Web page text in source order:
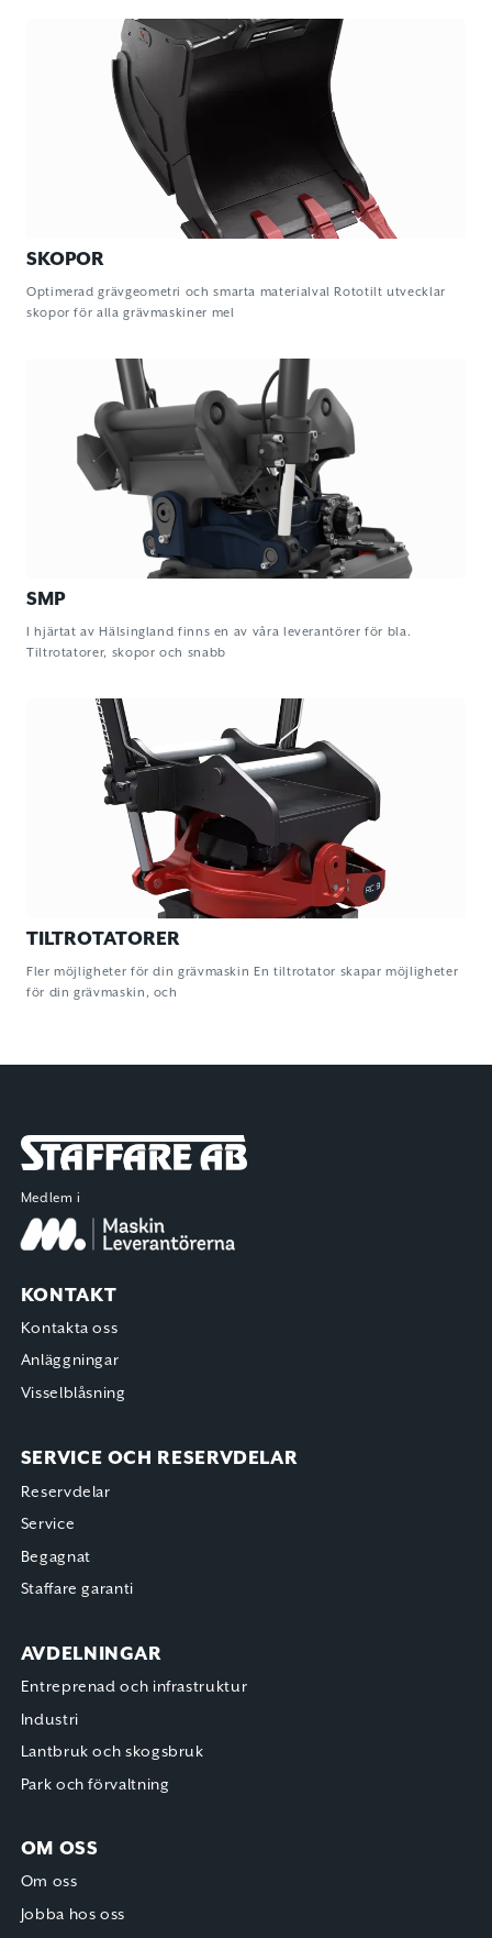
SKOPOR
Optimerad grävgeometri och smarta materialval Rototilt utvecklar
skopor för alla grävmaskiner mel
SMP
I hjärtat av Hälsingland finns en av våra leverantörer för bla.
Tiltrotatorer, skopor och snabb
TILTROTATORER
Fler möjligheter för din grävmaskin En tiltrotator skapar möjligheter
för din grävmaskin, och
Staffare AB
Medlem i
KONTAKT
Kontakta oss
Anläggningar
Visselblåsning
SERVICE OCH RESERVDELAR
Reservdelar
Service
Begagnat
Staffare garanti
AVDELNINGAR
Entreprenad och infrastruktur
Industri
Lantbruk och skogsbruk
Park och förvaltning
OM OSS
Om oss
Jobba hos oss